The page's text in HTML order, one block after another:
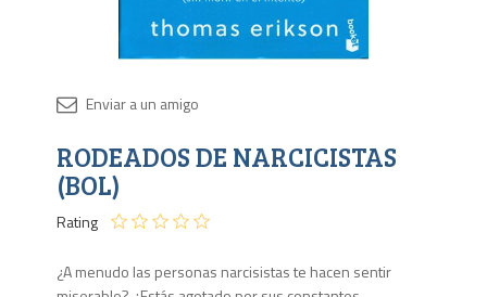
RODEADOS DE NARCICISTAS
(BOL)
Rating
¿A menudo las personas narcisistas te hacen sentir